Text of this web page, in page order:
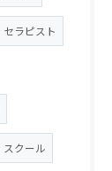
セラピスト
スクール